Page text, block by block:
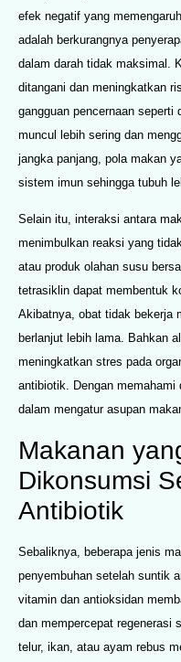
efek negatif yang
adalah berkurangnya
dalam darah tidak maksimal.
ditangani dan meningkatkan
gangguan pencernaan
muncul lebih sering dan
jangka panjang, pola makan
sistem imun sehingga tubuh
Selain itu, interaksi antara
menimbulkan reaksi yang
atau produk olahan susu
tetrasiklin dapat membentuk
Akibatnya, obat tidak bekerja
berlanjut lebih lama. Bahkan
meningkatkan stres pada
antibiotik. Dengan
dalam mengatur asupan
Makanan
Dikonsumsi
Antibiotik
Sebaliknya, beberapa jenis
penyembuhan setelah suntik
vitamin dan antioksidan
dan mempercepat regenerasi
telur, ikan, atau ayam rebus